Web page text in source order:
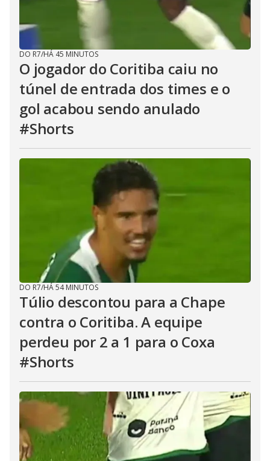
DO R7/HÁ 45 MINUTOS
O jogador do Coritiba caiu no
túnel de entrada dos times e o
gol acabou sendo anulado
#Shorts
DO R7/HÁ 54 MINUTOS
Túlio descontou para a Chape
contra o Coritiba. A equipe
perdeu por 2 a 1 para o Coxa
#Shorts